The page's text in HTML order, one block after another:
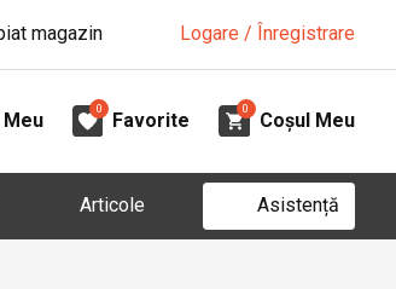
magazin Logare / Înregistrare
0
Favorite
0
Coșul Meu
Articole Asistență